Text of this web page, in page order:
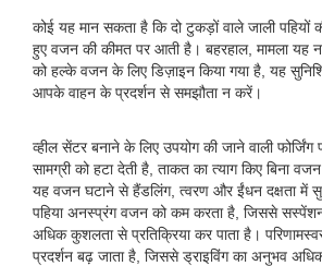
कोई यह मान सकता है कि दो टुकड़ों वाले जाली पहियों
हुए वजन की कीमत पर आती है। बहरहाल, मामला यह
को हल्के वजन के लिए डिज़ाइन किया गया है, यह
आपके वाहन के प्रदर्शन से समझौता न करें।
व्हील सेंटर बनाने के लिए उपयोग की जाने वाली फोर्जिंग
सामग्री को हटा देती है, ताकत का त्याग किए बिना
यह वजन घटाने से हैंडलिंग, त्वरण और ईंधन दक्षता में
पहिया अनस्प्रंग वजन को कम करता है, जिससे
अधिक कुशलता से प्रतिक्रिया कर पाता है।
प्रदर्शन बढ़ जाता है, जिससे ड्राइविंग का अनुभव